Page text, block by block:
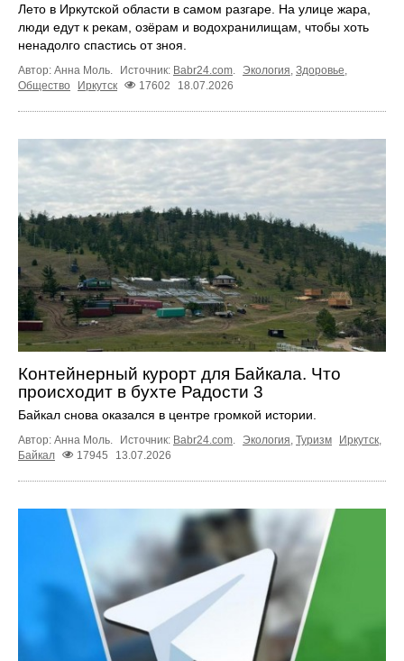
Лето в Иркутской области в самом разгаре. На улице жара,
люди едут к рекам, озёрам и водохранилищам, чтобы хоть
ненадолго спастись от зноя.
Автор: Анна Моль. Источник: Babr24.com Экология Здоровье
Общество
Иркутск 17602 18.07.2026
Контейнерный курорт для Байкала. Что
происходит в бухте Радости 3
Байкал снова оказался в центре громкой истории.
Автор: Анна Моль. Источник: Babr24.com. Экология, Туризм Иркутск,
Байкал
17945 13.07.2026